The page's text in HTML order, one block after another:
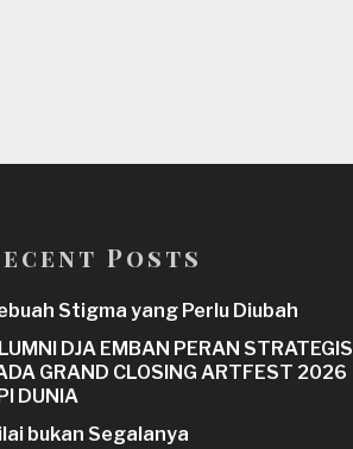
Posts
Stigma yang Perlu Diubah
DJA EMBAN PERAN STRATEGIS
GRAND CLOSING ARTFEST 2026
DUNIA
bukan Segalanya